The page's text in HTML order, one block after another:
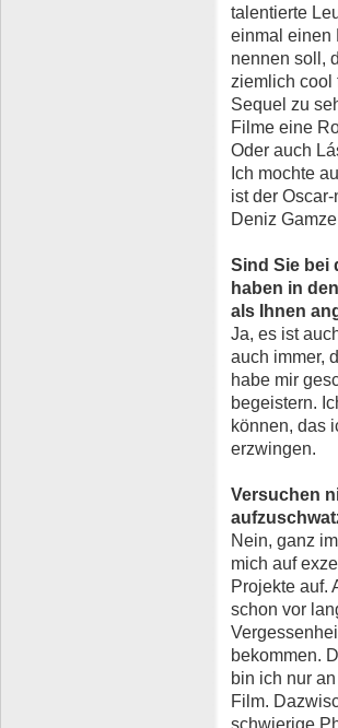
talentierte
einmal einen
nennen soll,
ziemlich cool
Sequel zu
Filme eine
Oder auch
Ich mochte
ist der
Deniz
Sind Sie bei
haben in
als Ihnen
Ja, es ist
auch immer,
habe mir
begeistern.
können, das
erzwingen.
Versuchen
Nein, ganz
mich auf
Projekte auf.
schon vor
bekommen.
bin ich nur
Film.
schwierige